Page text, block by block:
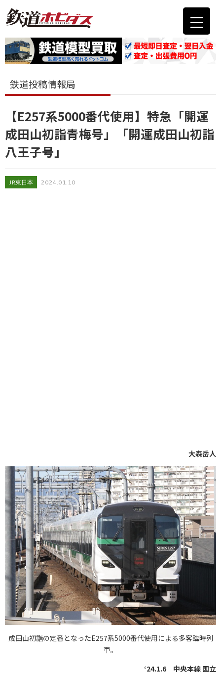
鉄道投稿情報局
【E257系5000番代使用】特急「開運
成田山初詣青梅号」「開運成田山初詣
八王子号」
JR東日本 2024.01.10
大森岳人
成田山初詣の定番となったE257系5000番代使用による多客臨時列
車。
‘24.1.6 中央本線 国立